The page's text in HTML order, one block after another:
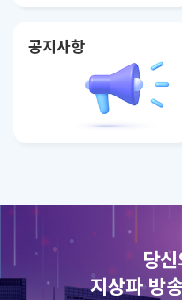
공지사항
당
지상파 방